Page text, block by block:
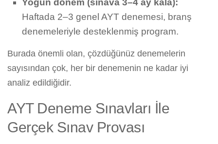
Yoğun dönem (sınava 3–4 ay kala):
Haftada 2–3 genel AYT denemesi, branş
denemeleriyle desteklenmiş program.
Burada önemli olan, çözdüğünüz denemelerin
sayısından çok, her bir denemenin ne kadar iyi
analiz edildiğidir.
AYT Deneme Sınavları İle
Gerçek Sınav Provası